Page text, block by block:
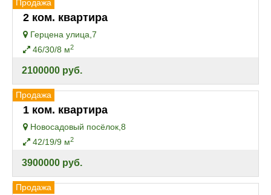
Продажа
2 ком. квартира
Герцена улица,7
46/30/8 м2
2100000 руб.
Продажа
1 ком. квартира
Новосадовый посёлок,8
42/19/9 м2
3900000 руб.
Продажа